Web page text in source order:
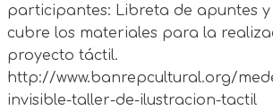
participantes: Libreta de apuntes
cubre los materiales para la
proyecto táctil.
http://www.banrepcultural.org/
invisible-taller-de-ilustracion-tactil